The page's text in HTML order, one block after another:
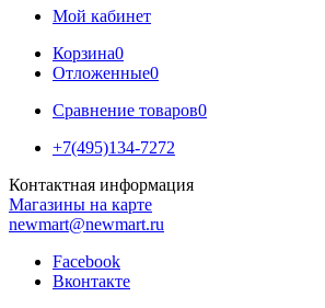
Мой кабинет
Корзина0
Отложенные0
Сравнение товаров0
+7(495)134-7272
Контактная информация
Магазины на карте
newmart@newmart.ru
Facebook
Вконтакте